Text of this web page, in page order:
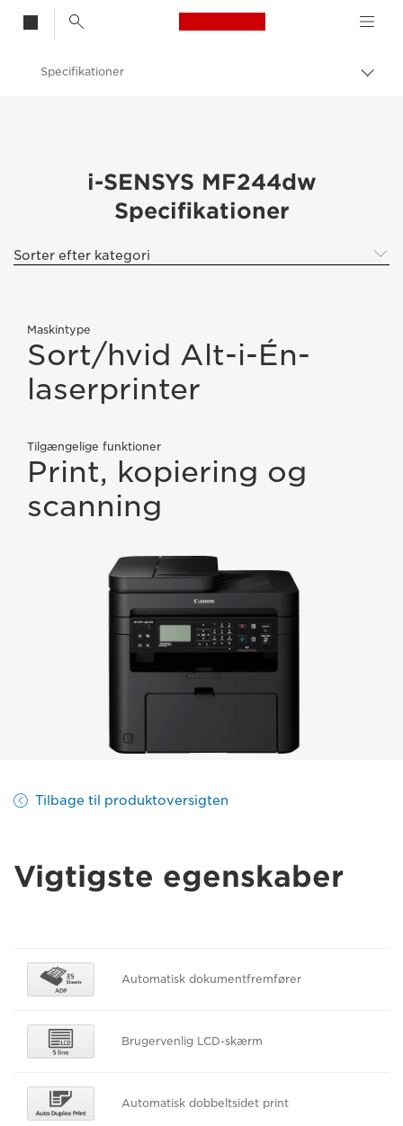
Canon Logo, back
Skift
Specifikationer
i-SENSYS MF244dw
Specifikationer
Sorter efter kategori
Maskintype
Sort/hvid Alt-i-Én-
laserprinter
Tilgængelige funktioner
Print, kopiering og
scanning
Tilbage til produktoversigten
Vigtigste egenskaber
Automatisk dokumentfremfører
Brugervenlig LCD-skærm
Automatisk dobbeltsidet print